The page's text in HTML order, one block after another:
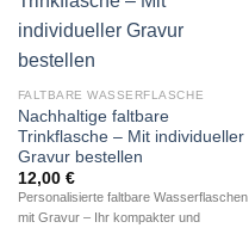
FALTBARE WASSERFLASCHE
Nachhaltige faltbare
Trinkflasche – Mit individueller
Gravur bestellen
12,00 €
Personalisierte faltbare Wasserflaschen
mit Gravur – Ihr kompakter und